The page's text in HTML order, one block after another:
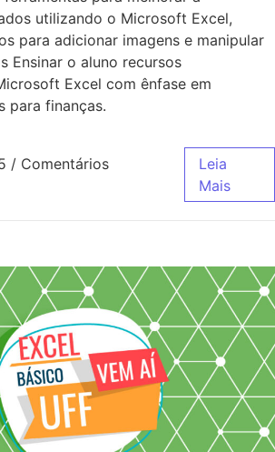
utilizando o Microsoft Excel,
para adicionar imagens e manipular
Ensinar o aluno recursos
Excel com ênfase em
para finanças.
/ Comentários
Leia
Mais